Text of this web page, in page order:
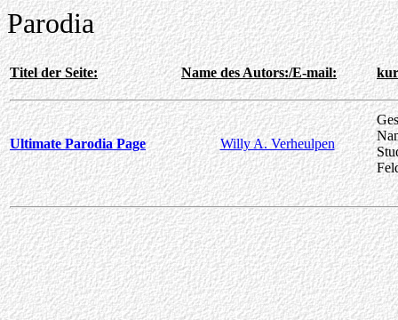
Parodia
Titel der Seite: Name des Autors:/E-mail:
Ultimate Parodia Page Willy A. Verheulpen